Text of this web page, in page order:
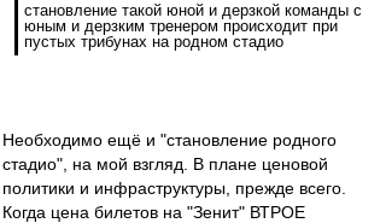
становление такой юной и дерзкой команды с
юным и дерзким тренером происходит при
пустых трибунах на родном стадио
Необходимо ещё и "становление родного
стадио", на мой взгляд. В плане ценовой
политики и инфраструктуры, прежде всего.
Когда цена билетов на "Зенит" ВТРОЕ